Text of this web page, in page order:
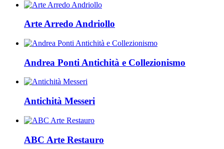
Arte Arredo Andriollo
Andrea Ponti Antichità e Collezionismo
Antichità Messeri
ABC Arte Restauro